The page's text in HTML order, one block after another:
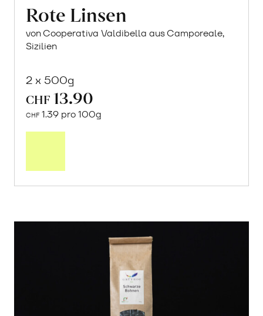
Rote Linsen
von Cooperativa Valdibella aus Camporeale,
Sizilien
2 x 500g
CHF 13.90
CHF 1.39 pro 100g